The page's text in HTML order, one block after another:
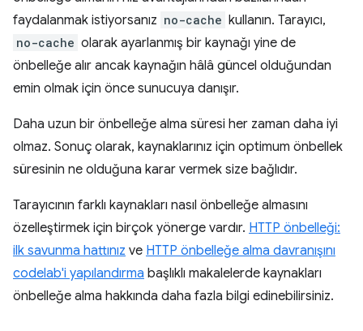
faydalanmak istiyorsanız no-cache kullanın. Tarayıcı,
no-cache olarak ayarlanmış bir kaynağı yine de
önbelleğe alır ancak kaynağın hâlâ güncel olduğundan
emin olmak için önce sunucuya danışır.
Daha uzun bir önbelleğe alma süresi her zaman daha iyi
olmaz. Sonuç olarak, kaynaklarınız için optimum önbellek
süresinin ne olduğuna karar vermek size bağlıdır.
Tarayıcının farklı kaynakları nasıl önbelleğe almasını
özelleştirmek için birçok yönerge vardır. HTTP önbelleği:
ilk savunma hattınız ve HTTP önbelleğe alma davranışını
codelab'i yapılandırma başlıklı makalelerde kaynakları
önbelleğe alma hakkında daha fazla bilgi edinebilirsiniz.